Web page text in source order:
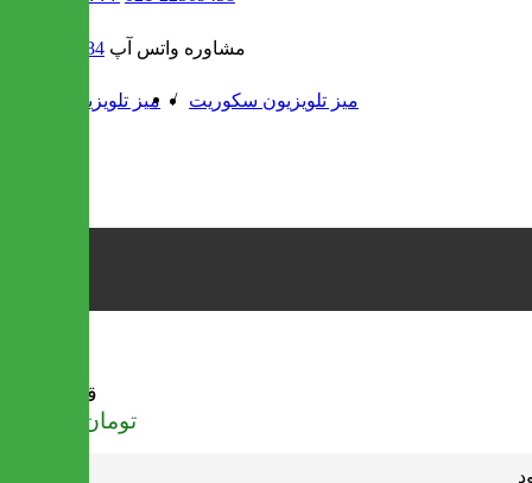
09302308484 مشاوره واتس آپ
میز تلویزیون / میز تلویزیون سکوریت
قیمت
تومان